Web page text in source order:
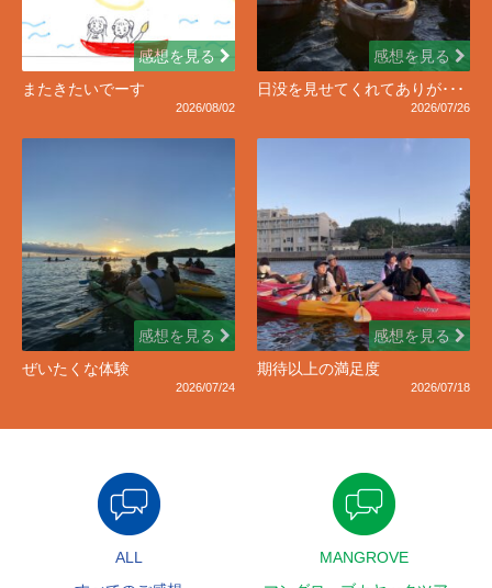
感想を見る
またきたいでーす
2026/08/02
感想を見る
日没を見せてくれてありが･･･
2026/07/26
感想を見る
ぜいたくな体験
2026/07/24
感想を見る
期待以上の満足度
2026/07/18
ALL
MANGROVE